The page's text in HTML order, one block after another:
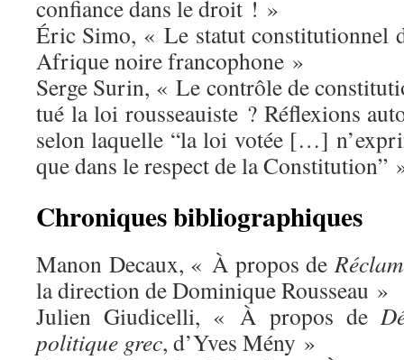
confiance dans le droit ! »
Éric Simo, « Le statut constitutionnel
Afrique noire francophone »
Serge Surin, « Le contrôle de
tué la loi rousseauiste ? Réflexions
selon laquelle “la loi votée […]
que dans le respect de la Constitution”
Chroniquesbibliographiques
Manon Decaux, « À propos de
la direction de Dominique Rousseau »
Julien Giudicelli, « À propos de
politique grec, d’Yves Mény »